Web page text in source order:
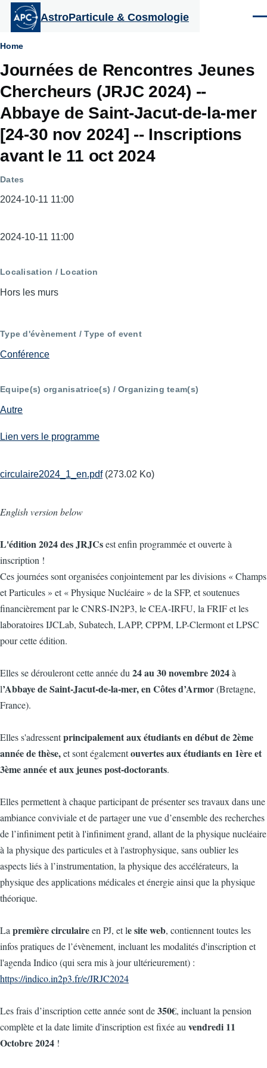
Aller au contenu principal
AstroParticule & Cosmologie
Fil
d'Ariane
Home
Journées de Rencontres Jeunes
Chercheurs (JRJC 2024) --
Abbaye de Saint-Jacut-de-la-mer
[24-30 nov 2024] -- Inscriptions
avant le 11 oct 2024
Dates
2024-10-11 11:00
Dates
2024-10-11 11:00
Localisation / Location
Hors les murs
Type d'évènement / Type of event
Conférence
Equipe(s) organisatrice(s) / Organizing team(s)
Autre
Lien vers le programme
circulaire2024_1_en.pdf (273.02 Ko)
English version below
L'édition 2024 des JRJCsest enfin programmée et ouverte à
inscription !
Ces journées sont organisées conjointement par les divisions « Champs
et Particules » et « Physique Nucléaire » de la SFP, et soutenues
financièrement par le CNRS-IN2P3, le CEA-IRFU, la FRIF et les
laboratoires IJCLab, Subatech, LAPP, CPPM, LP-Clermont et LPSC
pour cette édition.
Elles se dérouleront cette année du 24 au 30 novembre 2024à
l’Abbaye de Saint-Jacut-de-la-mer, en Côtes d’Armor(Bretagne,
France).
Elles s'adressentprincipalement aux étudiants en début de 2ème
année de thèse,et sont égalementouvertes aux étudiants en 1ère et
3ème année et aux jeunes post-doctorants.
Elles permettent à chaque participant de présenter ses travaux dans une
ambiance conviviale et de partager une vue d’ensemble des recherches
de l’infiniment petit à l'infiniment grand, allant de la physique nucléaire
à la physique des particules et à l'astrophysique, sans oublier les
aspects liés à l’instrumentation, la physique des accélérateurs, la
physique des applications médicales et énergie ainsi que la physique
théorique.
La première circulaireen PJ, et le site web, contiennent toutes les
infos pratiques de l’évènement, incluant les modalités d'inscription et
l'agenda Indico (qui sera mis à jour ultérieurement) :
https://indico.in2p3.fr/e/JRJC2024
Les frais d’inscription cette année sont de350€, incluant la pension
complète et la date limite d'inscription est fixée au vendredi 11
Octobre 2024 !